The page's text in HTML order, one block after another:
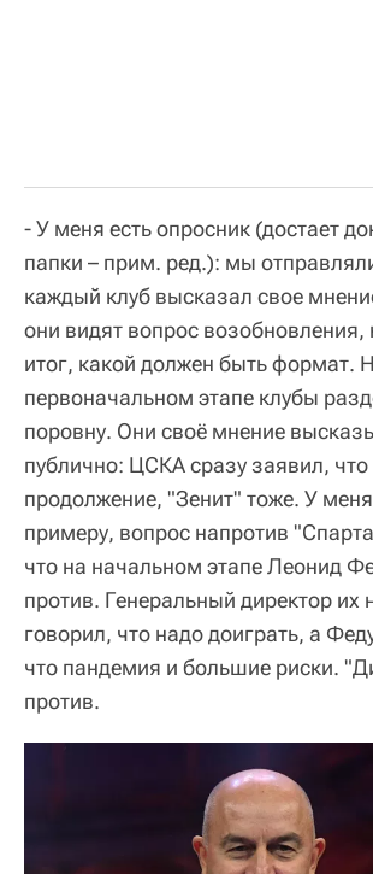
- У меня есть опросник (достает
папки – прим. ред.): мы
каждый клуб высказал свое
они видят вопрос возобновления,
итог, какой должен быть формат.
первоначальном этапе клубы
поровну. Они своё мнение
публично: ЦСКА сразу заявил, что
продолжение, "Зенит" тоже. У
примеру, вопрос напротив
что на начальном этапе Леонид
против. Генеральный директор их
говорил, что надо доиграть, а
что пандемия и большие риски.
против.